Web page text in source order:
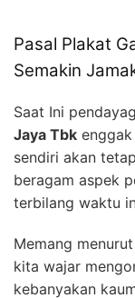
Pasal Plakat
Semakin
Saat Ini
Jaya Tbk
sendiri akan
beragam aspek
terbilang waktu
Memang
kita wajar
kebanyakan